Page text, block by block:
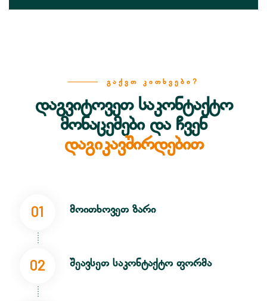
ᲒᲐᲥᲕᲗ ᲙᲘᲗᲮᲕᲔᲑᲘ?
დაგვიტოვეთ საკონტაქტო
მონაცემები და ჩვენ
დაგიკავშირდებით
01 მოითხოვეთ ზარი
02 შეავსეთ საკონტაქტო ფორმა